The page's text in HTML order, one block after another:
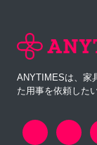
ANYTIMESは、家
た用事を依頼した